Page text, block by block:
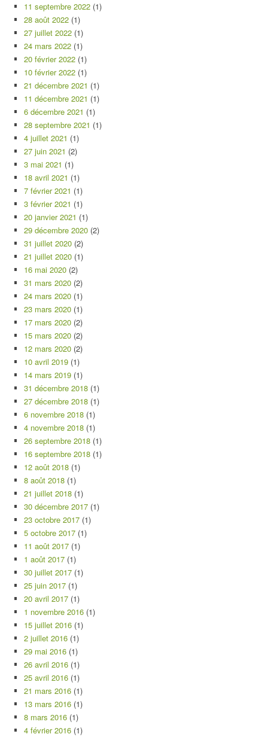
11 septembre 2022 (1)
28 août 2022 (1)
27 juillet 2022 (1)
24 mars 2022 (1)
20 février 2022 (1)
10 février 2022 (1)
21 décembre 2021 (1)
11 décembre 2021 (1)
6 décembre 2021 (1)
28 septembre 2021 (1)
4 juillet 2021 (1)
27 juin 2021 (2)
3 mai 2021 (1)
18 avril 2021 (1)
7 février 2021 (1)
3 février 2021 (1)
20 janvier 2021 (1)
29 décembre 2020 (2)
31 juillet 2020 (2)
21 juillet 2020 (1)
16 mai 2020 (2)
31 mars 2020 (2)
24 mars 2020 (1)
23 mars 2020 (1)
17 mars 2020 (2)
15 mars 2020 (2)
12 mars 2020 (2)
10 avril 2019 (1)
14 mars 2019 (1)
31 décembre 2018 (1)
27 décembre 2018 (1)
6 novembre 2018 (1)
4 novembre 2018 (1)
26 septembre 2018 (1)
16 septembre 2018 (1)
12 août 2018 (1)
8 août 2018 (1)
21 juillet 2018 (1)
30 décembre 2017 (1)
23 octobre 2017 (1)
5 octobre 2017 (1)
11 août 2017 (1)
1 août 2017 (1)
30 juillet 2017 (1)
25 juin 2017 (1)
20 avril 2017 (1)
1 novembre 2016 (1)
15 juillet 2016 (1)
2 juillet 2016 (1)
29 mai 2016 (1)
26 avril 2016 (1)
25 avril 2016 (1)
21 mars 2016 (1)
13 mars 2016 (1)
8 mars 2016 (1)
4 février 2016 (1)